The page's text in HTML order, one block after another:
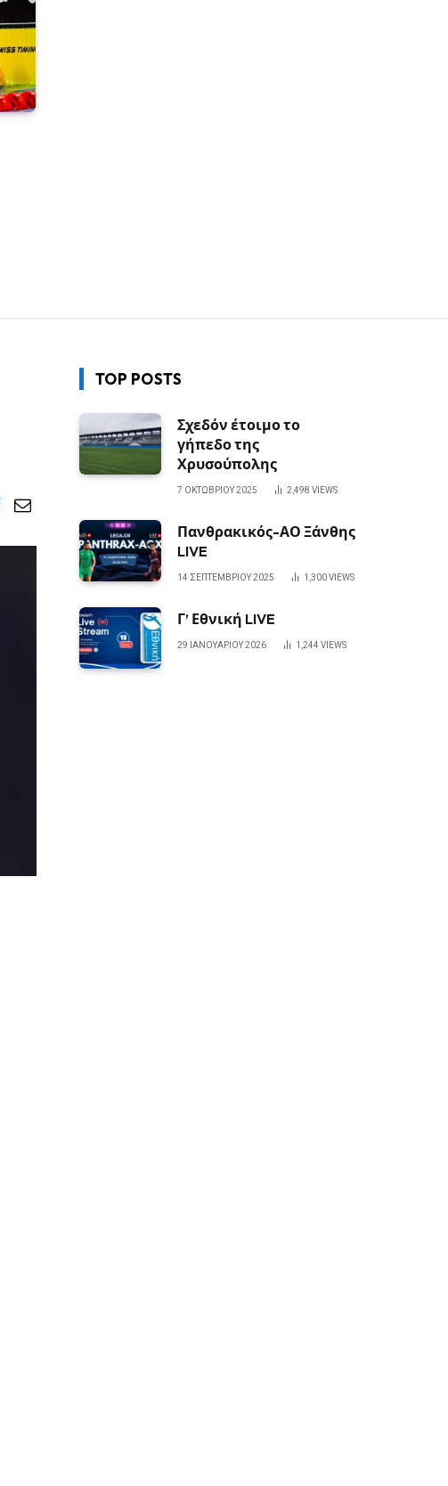
TOP POSTS
Σχεδόν έτοιμο το
γήπεδο της
Χρυσούπολης
7 ΟΚΤΩΒΡΊΟΥ 2025 2,498 VIEWS
Πανθρακικός-ΑΟ Ξάνθης
LIVE
14 ΣΕΠΤΕΜΒΡΊΟΥ 2025 1,300VIEWS
Γ’ Εθνική LIVE
29 ΙΑΝΟΥΑΡΊΟΥ 2026 1,244 VIEWS